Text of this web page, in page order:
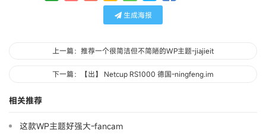
生成海报
上一篇：推荐一个很简洁但不简陋的WP主题-jiajieit
下一篇：【出】 Netcup RS1000 德国-ningfeng.im
相关推荐
这款WP主题好强大-fancam